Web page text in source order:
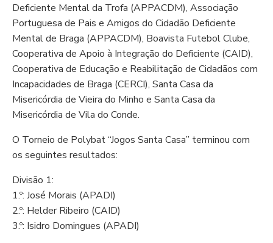
Deficiente Mental da Trofa (APPACDM), Associação
Portuguesa de Pais e Amigos do Cidadão Deficiente
Mental de Braga (APPACDM), Boavista Futebol Clube,
Cooperativa de Apoio à Integração do Deficiente (CAID),
Cooperativa de Educação e Reabilitação de Cidadãos com
Incapacidades de Braga (CERCI), Santa Casa da
Misericórdia de Vieira do Minho e Santa Casa da
Misericórdia de Vila do Conde.
O Torneio de Polybat “Jogos Santa Casa” terminou com
os seguintes resultados:
Divisão 1:
1.º: José Morais (APADI)
2.º: Helder Ribeiro (CAID)
3.º: Isidro Domingues (APADI)